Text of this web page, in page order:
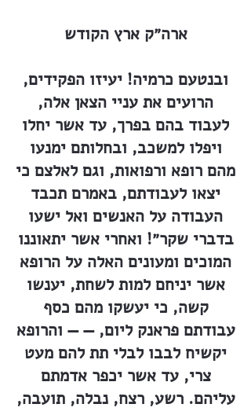
ארה״ק ארץ הקודש
ובנטעם כרמיה! יעיזו הפקידים,
הרועים את עניי הצאן אלה,
לעבוד בהם בפרך, עד אשר יחלו
ויפלו למשכב, ובחלותם ימנעו
מהם רופא ורפואות, וגם לאלצם כי
יצאו לעבודתם, באמרם תכבד
העבודה על האנשים ואל ישעו
בדברי שקר״! ואחרי אשר יתאוננו
המוכים ומעונים האלה על הרופא
אשר יניחם למות לשחת, יענשו
קשה, כי יעשקו מהם כסף
עבודתם פראנק ליום, — — והרופא
יקשיח לבבו לבלי תת להם מעט
צרי, עד אשר יכפר אדמתם
עליהם. רשע, רצח, נבלה, תועבה,